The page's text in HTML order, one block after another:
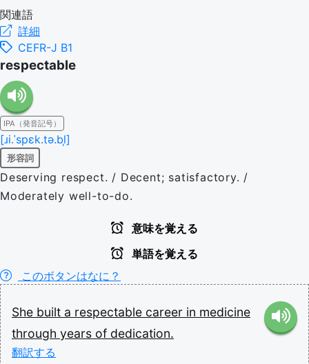
関連語
詳細
CEFR-J B1
respectable
IPA（発音記号）
[ɹi.ˈspɛk.tə.bl̩]
形容詞
Deserving respect. / Decent; satisfactory. /
Moderately well-to-do.
意味を覚える
単語を覚える
このボタンはなに？
She built a respectable career in medicine
through years of dedication.
翻訳する